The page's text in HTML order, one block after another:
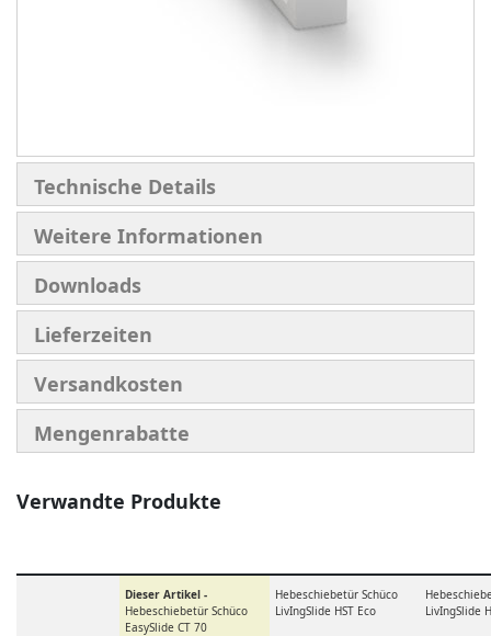
Technische Details
Weitere Informationen
Downloads
Lieferzeiten
Versandkosten
Mengenrabatte
Verwandte Produkte
Dieser Artikel -
Hebeschiebetür Schüco
EasySlide CT 70
Hebeschiebetür Schüco
LivIngSlide HST Eco
LivIngSlide